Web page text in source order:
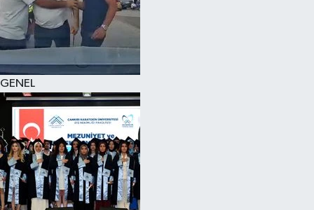
GENEL
KÜLTÜR SANAT
SAĞLIK
SİYASET
SPOR
TEKNOLOJİ